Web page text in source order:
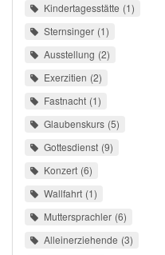
Kindertagesstätte 1
Sternsinger 1
Ausstellung 2
Exerzitien 2
Fastnacht 1
Glaubenskurs 5
Gottesdienst 9
Konzert 6
Wallfahrt 1
Muttersprachler 6
Alleinerziehende 3